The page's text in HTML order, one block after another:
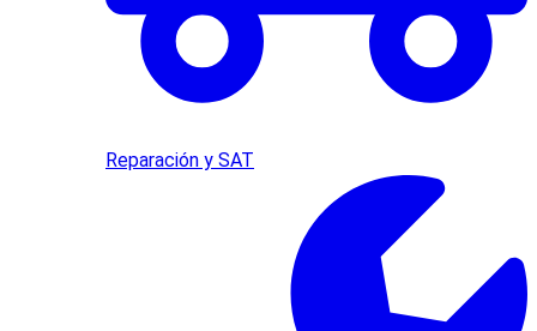
Reparación y SAT